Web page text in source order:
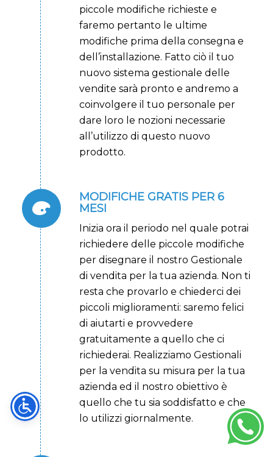
piccole modifiche richieste e
faremo pertanto le ultime
modifiche prima della consegna e
dell’installazione. Fatto ciò il tuo
nuovo sistema gestionale delle
vendite sarà pronto e andremo a
coinvolgere il tuo personale per
dare loro le nozioni necessarie
all’utilizzo di questo nuovo
prodotto.
MODIFICHE GRATIS PER 6
MESI
Inizia ora il periodo nel quale potrai
richiedere delle piccole modifiche
per disegnare il nostro Gestionale
di vendita per la tua azienda. Non ti
resta che provarlo e chiederci dei
piccoli miglioramenti: saremo felici
di aiutarti e provvedere
gratuitamente a quello che ci
richiederai. Realizziamo Gestionali
per la vendita su misura per la tua
azienda ed il nostro obiettivo è
quello che tu sia soddisfatto e che
lo utilizzi giornalmente.